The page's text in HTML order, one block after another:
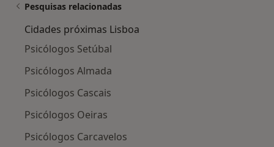
Pesquisas relacionadas
Cidades próximas Lisboa
Psicólogos Setúbal
Psicólogos Almada
Psicólogos Cascais
Psicólogos Oeiras
Psicólogos Carcavelos